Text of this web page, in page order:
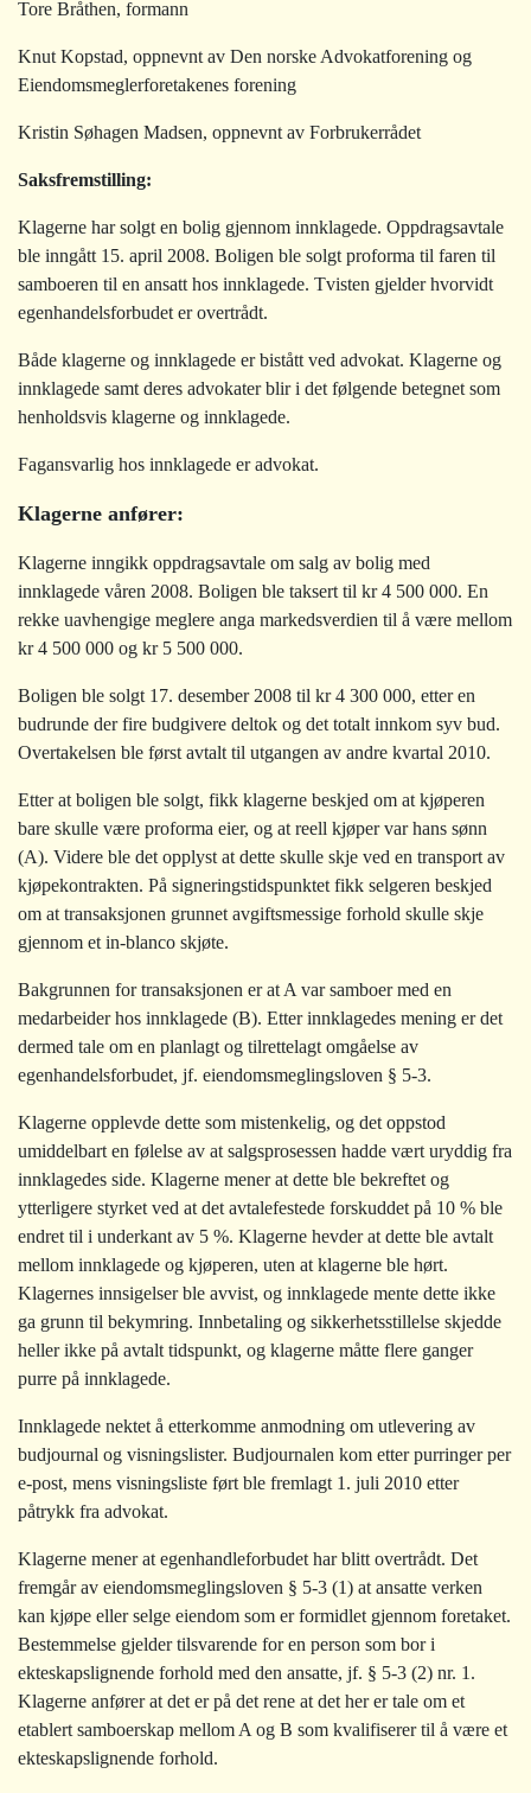
Tore Bråthen, formann
Knut Kopstad, oppnevnt av Den norske Advokatforening og
Eiendomsmeglerforetakenes forening
Kristin Søhagen Madsen, oppnevnt av Forbrukerrådet
Saksfremstilling:
Klagerne har solgt en bolig gjennom innklagede. Oppdragsavtale
ble inngått 15. april 2008. Boligen ble solgt proforma til faren til
samboeren til en ansatt hos innklagede. Tvisten gjelder hvorvidt
egenhandelsforbudet er overtrådt.
Både klagerne og innklagede er bistått ved advokat. Klagerne og
innklagede samt deres advokater blir i det følgende betegnet som
henholdsvis klagerne og innklagede.
Fagansvarlig hos innklagede er advokat.
Klagerne anfører:
Klagerne inngikk oppdragsavtale om salg av bolig med
innklagede våren 2008. Boligen ble taksert til kr 4 500 000. En
rekke uavhengige meglere anga markedsverdien til å være mellom
kr 4 500 000 og kr 5 500 000.
Boligen ble solgt 17. desember 2008 til kr 4 300 000, etter en
budrunde der fire budgivere deltok og det totalt innkom syv bud.
Overtakelsen ble først avtalt til utgangen av andre kvartal 2010.
Etter at boligen ble solgt, fikk klagerne beskjed om at kjøperen
bare skulle være proforma eier, og at reell kjøper var hans sønn
(A). Videre ble det opplyst at dette skulle skje ved en transport av
kjøpekontrakten. På signeringstidspunktet fikk selgeren beskjed
om at transaksjonen grunnet avgiftsmessige forhold skulle skje
gjennom et in-blanco skjøte.
Bakgrunnen for transaksjonen er at A var samboer med en
medarbeider hos innklagede (B). Etter innklagedes mening er det
dermed tale om en planlagt og tilrettelagt omgåelse av
egenhandelsforbudet, jf. eiendomsmeglingsloven § 5-3.
Klagerne opplevde dette som mistenkelig, og det oppstod
umiddelbart en følelse av at salgsprosessen hadde vært uryddig fra
innklagedes side. Klagerne mener at dette ble bekreftet og
ytterligere styrket ved at det avtalefestede forskuddet på 10 % ble
endret til i underkant av 5 %. Klagerne hevder at dette ble avtalt
mellom innklagede og kjøperen, uten at klagerne ble hørt.
Klagernes innsigelser ble avvist, og innklagede mente dette ikke
ga grunn til bekymring. Innbetaling og sikkerhetsstillelse skjedde
heller ikke på avtalt tidspunkt, og klagerne måtte flere ganger
purre på innklagede.
Innklagede nektet å etterkomme anmodning om utlevering av
budjournal og visningslister. Budjournalen kom etter purringer per
e-post, mens visningsliste ført ble fremlagt 1. juli 2010 etter
påtrykk fra advokat.
Klagerne mener at egenhandleforbudet har blitt overtrådt. Det
fremgår av eiendomsmeglingsloven § 5-3 (1) at ansatte verken
kan kjøpe eller selge eiendom som er formidlet gjennom foretaket.
Bestemmelse gjelder tilsvarende for en person som bor i
ekteskapslignende forhold med den ansatte, jf. § 5-3 (2) nr. 1.
Klagerne anfører at det er på det rene at det her er tale om et
etablert samboerskap mellom A og B som kvalifiserer til å være et
ekteskapslignende forhold.